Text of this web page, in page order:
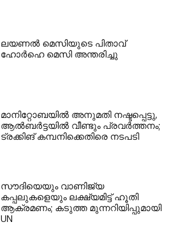
ലയണൽ മെസിയുടെ പിതാവ്
ഹോർഹെ മെസി അന്തരിച്ചു
മാനിറ്റോബയിൽ അനുമതി നഷ്ടപ്പെട്ടു,
ആൽബർട്ടയിൽ വീണ്ടും പ്രവർത്തനം;
ട്രക്കിങ് കമ്പനിക്കെതിരെ നടപടി
സൗദിയെയും വാണിജ്യ
കപ്പലുകളെയും ലക്ഷ്യമിട്ട് ഹൂതി
ആക്രമണം; കടുത്ത മുന്നറിയിപ്പുമായി
UN